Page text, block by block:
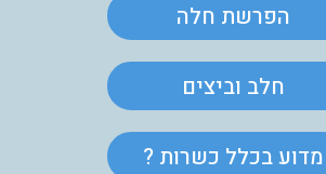
הפרשת חלה
חלב וביצים
מדוע בכלל כשרות ?